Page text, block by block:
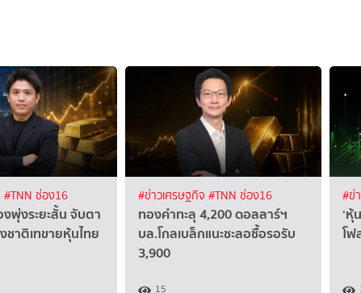
#TNN ช่อง16
พุ่งระยะสั้น จับตา
ติเทขายหุ้นไทย
#ข่าวเศรษฐกิจ #TNN ช่อง16
ทองคำทะลุ 4,200 ดอลลาร์ฯ
บล.โกลเบล็กแนะชะลอซื้อรอรับ
3,900
15
#ข่
‘หุ้
โฟ